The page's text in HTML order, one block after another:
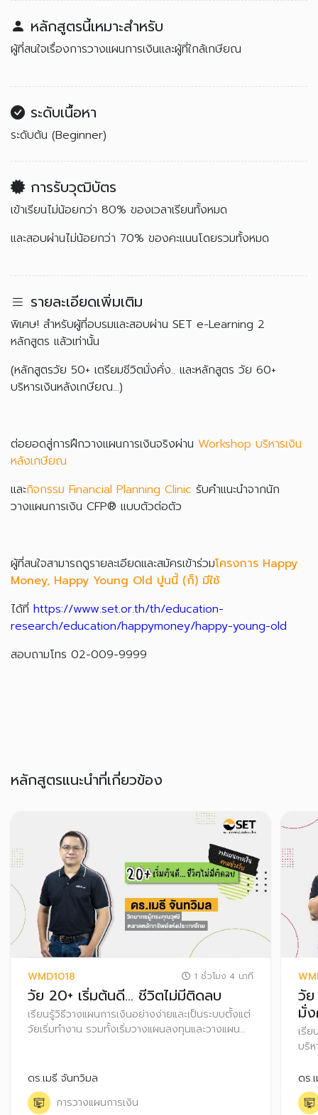
หลักสูตรนี้เหมาะสำหรับ
ผู้ที่สนใจเรื่องการวางแผนการเงินและผู้ที่ใกล้เกษียณ
ระดับเนื้อหา
ระดับต้น (Beginner)
การรับวุฒิบัตร
เข้าเรียนไม่น้อยกว่า 80% ของเวลาเรียนทั้งหมด
และสอบผ่านไม่น้อยกว่า 70% ของคะแนนโดยรวมทั้งหมด
รายละเอียดเพิ่มเติม
พิเศษ! สำหรับผู้ที่อบรมและสอบผ่าน SET e-Learning 2
หลักสูตร แล้วเท่านั้น
(หลักสูตรวัย 50+ เตรียมชีวิตมั่งคั่ง.. และหลักสูตร วัย 60+
บริหารเงินหลังเกษียณ…)
ต่อยอดสู่การฝึกวางแผนการเงินจริงผ่าน Workshop บริหารเงิน
หลังเกษียณ
และกิจกรรม Financial Planning Clinic รับคำแนะนำจากนัก
วางแผนการเงิน CFP® แบบตัวต่อตัว
ผู้ที่สนใจสามารถดูรายละเอียดและสมัครเข้าร่วมโครงการ Happy
Money, Happy Young Old ปูนนี้ (ก็) มีใช้
ได้ที่ https://www.set.or.th/th/education-
research/education/happymoney/happy-young-old
สอบถามโทร 02-009-9999
หลักสูตรแนะนำที่เกี่ยวข้อง
WMD1018 1 ชั่วโมง 4 นาที
วัย 20+ เริ่มต้นดี… ชีวิตไม่มีติดลบ
เรียนรู้วิธีวางแผนการเงินอย่างง่ายและเป็นระบบตั้งแต่
วัยเริ่มทำงาน รวมทั้งเริ่มวางแผนลงทุนและวางแผน
ดร.เมธี จันทวิมล
การวางแผนการเงิน
วั
มั่
เรี
บริ
ดร.